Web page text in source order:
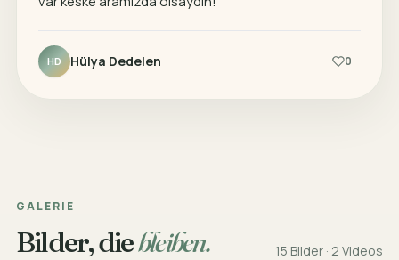
HD Hülya Dedelen 0
GALERIE
Bilder, diebleiben. 15 Bilder · 2 Videos